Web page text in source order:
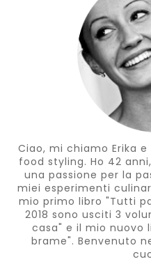
Ciao, mi chiamo Erika
food styling. Ho 42
una passione per la
miei esperimenti
mio primo libro "Tutti
2018 sono usciti 3
casa" e il mio nuovo
brame". Benvenuto